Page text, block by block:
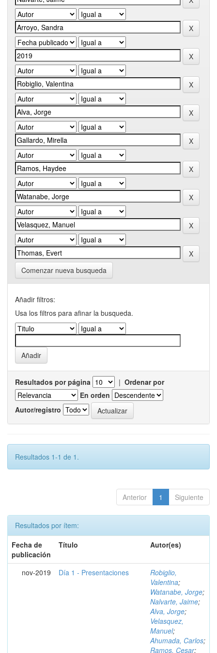
Comenzar nueva busqueda
Añadir filtros:
Usa los filtros para afinar la busqueda.
Resultados por página | Ordenar por
En orden
Autor/registro
Resultados 1-1 de 1.
Anterior 1 Siguiente
Resultados por ítem:
Fecha de
publicación
Título Autor(es)
nov-2019 Día 1 - Presentaciones
Robiglio,
Valentina;
Watanabe, Jorge;
Nalvarte, Jaime;
Alva, Jorge;
Velasquez,
Manuel;
Ahumada, Carlos;
Ramos, Cesar;